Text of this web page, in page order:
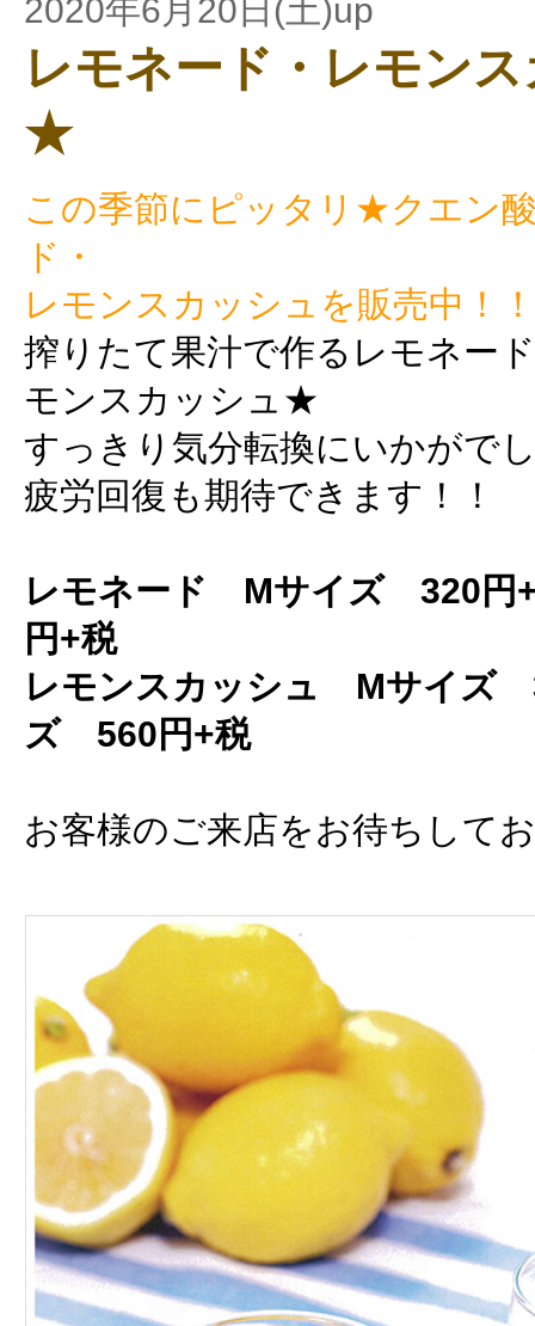
2020年6月20日(土)up
レモネード・レモン
★
この季節にピッタリ★クエン
ド・
レモンスカッシュを販売中！！
搾りたて果汁で作るレモネー
モンスカッシュ★
すっきり気分転換にいかがで
疲労回復も期待できます！！
レモネード Mサイズ 320
円+税
レモンスカッシュ Mサイズ
ズ 560円+税
お客様のご来店をお待ちして